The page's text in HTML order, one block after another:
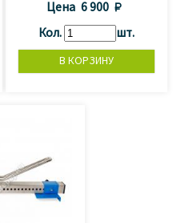
Цена 6 900 
Кол.
шт.